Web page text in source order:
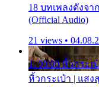
18 บทเพลงดังจ
(Official Audio)
21 views •
1. 00:00 หิ้วกระเ
หิ้วกระเป๋า | แสง